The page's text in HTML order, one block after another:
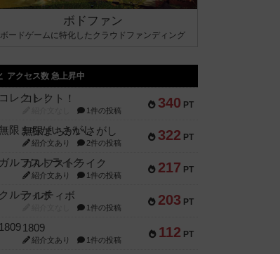
ボドファン
ボードゲームに特化したクラウドファンディング
アクセス数 急上昇中
340 PT
コレクト！
1件の投稿
322 PT
無限まちがいさがし
紹介文あり 2件の投稿
217 PT
ガルフストライク
紹介文あり 1件の投稿
203 PT
クルティボ
1件の投稿
112 PT
1809
紹介文あり 1件の投稿